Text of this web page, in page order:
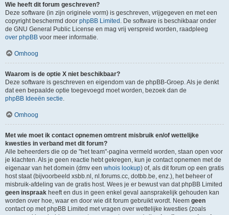
Wie heeft dit forum geschreven?
Deze software (in zijn originele vorm) is geschreven, vrijgegeven en met een
copyright beschermd door phpBB Limited. De software is beschikbaar onder
de GNU General Public License en mag vrij verspreid worden, raadpleeg
over phpBB voor meer informatie.
Omhoog
Waarom is de optie X niet beschikbaar?
Deze software is geschreven en eigendom van de phpBB-Groep. Als je denkt
dat een bepaalde optie toegevoegd moet worden, bezoek dan de
phpBB Ideeën sectie.
Omhoog
Met wie moet ik contact opnemen omtrent misbruik en/of wettelijke
kwesties in verband met dit forum?
Alle beheerders die op de "het team"-pagina vermeld worden, staan open voor
je klachten. Als je geen reactie hebt gekregen, kun je contact opnemen met de
eigenaar van het domein (dmv een whois lookup) of, als dit forum op een gratis
host staat (bijvoorbeeld xsbb.nl, nl.forums.cc, dotbb.be, enz.), het beheer of
misbruik-afdeling van de gratis host. Wees je er bewust van dat phpBB Limited
geen inspraak heeft en dus in geen enkel geval aansprakelijk gehouden kan
worden over hoe, waar en door wie dit forum gebruikt wordt. Neem geen
contact op met phpBB Limited met vragen over wettelijke kwesties (zoals